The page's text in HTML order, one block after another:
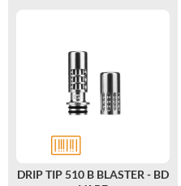
DRIP TIP 510 B BLASTER - BD